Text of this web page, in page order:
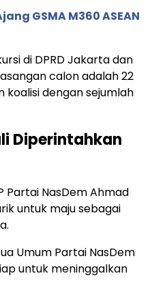
GSMA M360 ASEAN
di DPRD Jakarta dan
calon adalah 22
koalisi dengan sejumlah
Diperintahkan
Partai NasDem Ahmad
untuk maju sebagai
Umum Partai NasDem
untuk meninggalkan